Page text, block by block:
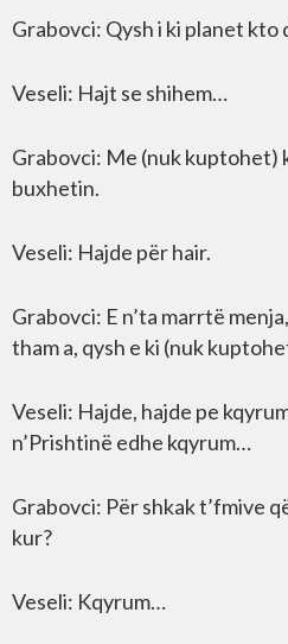
Grabovci: Qysh i ki planet kto
Veseli: Hajt se shihem…
Grabovci: Me (nuk kuptohet)
buxhetin.
Veseli: Hajde për hair.
Grabovci: E n’ta marrtë
tham a, qysh e ki (nuk
Veseli: Hajde, hajde pe
n’Prishtinë edhe kqyrum…
Grabovci: Për shkak t’fmive
kur?
Veseli: Kqyrum…